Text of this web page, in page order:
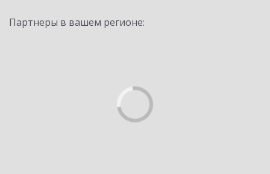
Партнеры в вашем регионе: